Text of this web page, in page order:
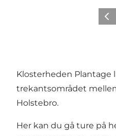
Klosterheden Plantage
trekantsområdet
Holstebro.
Her kan du gå ture på